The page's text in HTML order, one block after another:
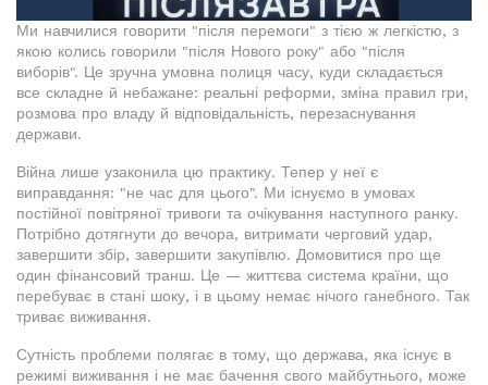
Ми навчилися говорити "після перемоги" з тією ж легкістю, з
якою колись говорили "після Нового року" або "після
виборів". Це зручна умовна полиця часу, куди складається
все складне й небажане: реальні реформи, зміна правил гри,
розмова про владу й відповідальність, перезаснування
держави.
Війна лише узаконила цю практику. Тепер у неї є
виправдання: "не час для цього". Ми існуємо в умовах
постійної повітряної тривоги та очікування наступного ранку.
Потрібно дотягнути до вечора, витримати черговий удар,
завершити збір, завершити закупівлю. Домовитися про ще
один фінансовий транш. Це — життєва система країни, що
перебуває в стані шоку, і в цьому немає нічого ганебного. Так
триває виживання.
Сутність проблеми полягає в тому, що держава, яка існує в
режимі виживання і не має бачення свого майбутнього, може